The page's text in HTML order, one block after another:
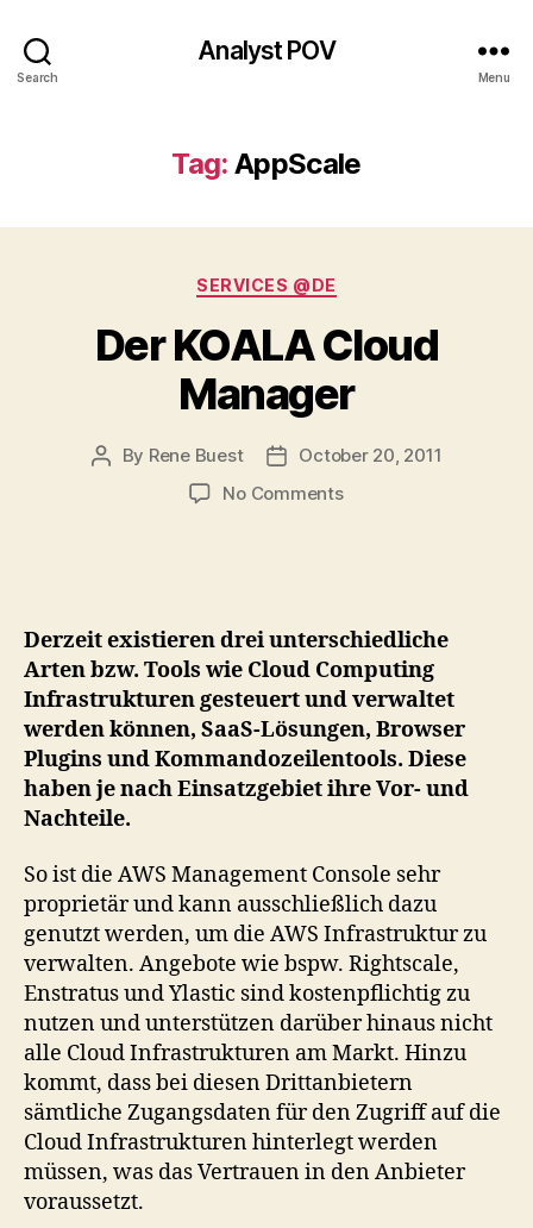
Search
Analyst POV
Menu
Tag: AppScale
Categories
SERVICES @DE
Der KOALA Cloud
Manager
Post
By Rene Buest
PostOctober 20, 2011
No Commentson
Derzeit existieren drei unterschiedliche
Arten bzw. Tools wie Cloud Computing
Infrastrukturen gesteuert und verwaltet
werden können, SaaS-Lösungen, Browser
Plugins und Kommandozeilentools. Diese
haben je nach Einsatzgebiet ihre Vor- und
Nachteile.
So ist die AWS Management Console sehr
proprietär und kann ausschließlich dazu
genutzt werden, um die AWS Infrastruktur zu
verwalten. Angebote wie bspw. Rightscale,
Enstratus und Ylastic sind kostenpflichtig zu
nutzen und unterstützen darüber hinaus nicht
alle Cloud Infrastrukturen am Markt. Hinzu
kommt, dass bei diesen Drittanbietern
sämtliche Zugangsdaten für den Zugriff auf die
Cloud Infrastrukturen hinterlegt werden
müssen, was das Vertrauen in den Anbieter
voraussetzt.